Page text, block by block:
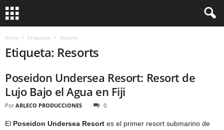
Inicio Etiquetas Resorts
Etiqueta: Resorts
Poseidon Undersea Resort: Resort de
Lujo Bajo el Agua en Fiji
Por ARLECO PRODUCCIONES 0
El Poseidon Undersea Resort es el primer resort submarino de